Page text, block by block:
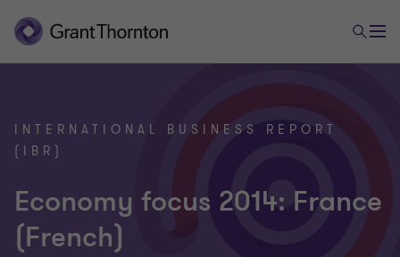
INTERNATIONAL BUSINESS REPORT
(IBR)
Economy focus 2014: France
(French)